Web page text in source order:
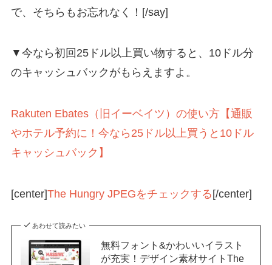
で、そちらもお忘れなく！[/say]
▼今なら初回25ドル以上買い物すると、10ドル分
のキャッシュバックがもらえますよ。
Rakuten Ebates（旧イーベイツ）の使い方【通販
やホテル予約に！今なら25ドル以上買うと10ドル
キャッシュバック】
[center]The Hungry JPEGをチェックする [/center]
あわせて読みたい
無料フォント&かわいいイラスト
が充実！デザイン素材サイトThe